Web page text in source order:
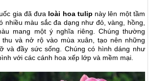
gia đã đưa loài hoa tulip này lên một tầm
nhiều màu sắc đa dạng như đỏ, vàng, hồng,
mang một ý nghĩa riêng. Chúng thường
và nở rộ vào mùa xuân, tạo nên những
và đầy sức sống. Chúng có hình dáng như
với các cánh hoa xếp lớp và mềm mại.